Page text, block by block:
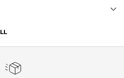
uma pedra grande no dedo que
enquanto a tira larga
em uma escolha fashion e